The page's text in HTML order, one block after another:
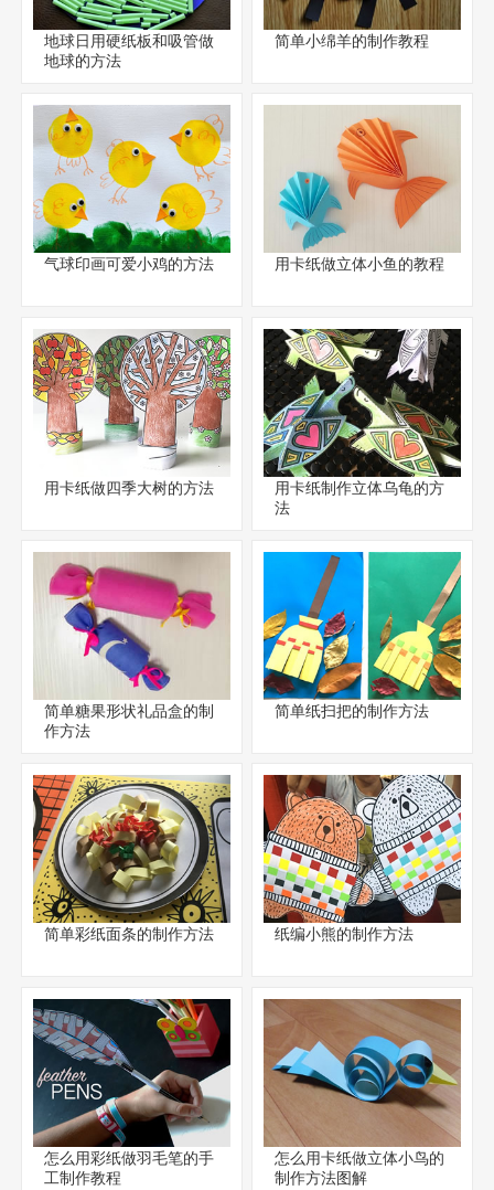
地球日用硬纸板和吸管做
地球的方法
简单小绵羊的制作教程
气球印画可爱小鸡的方法 用卡纸做立体小鱼的教程
用卡纸做四季大树的方法
用卡纸制作立体乌龟的方
法
简单糖果形状礼品盒的制
作方法
简单纸扫把的制作方法
简单彩纸面条的制作方法 纸编小熊的制作方法
怎么用彩纸做羽毛笔的手
工制作教程
怎么用卡纸做立体小鸟的
制作方法图解